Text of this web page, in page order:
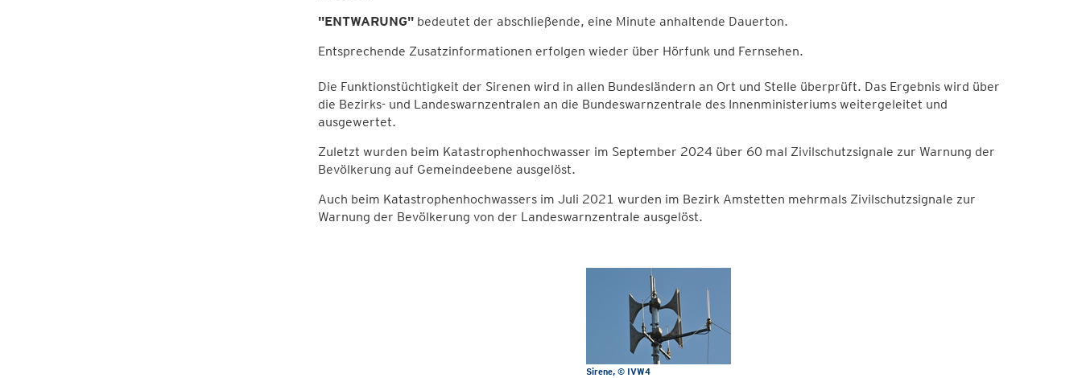
"ENTWARUNG"bedeutet der abschließende, eine Minute anhaltende Dauerton.
Entsprechende Zusatzinformationen erfolgen wieder über Hörfunk und Fernsehen.
Die Funktionstüchtigkeit der Sirenen wird in allen Bundesländern an Ort und Stelle überprüft. Das Ergebnis wird über
die Bezirks- und Landeswarnzentralen an die Bundeswarnzentrale des Innenministeriums weitergeleitet und
ausgewertet.
Zuletzt wurden beim Katastrophenhochwasser im September 2024 über 60 mal Zivilschutzsignale zur Warnung der
Bevölkerung auf Gemeindeebene ausgelöst.
Auch beim Katastrophenhochwassers im Juli 2021 wurden im Bezirk Amstetten mehrmals Zivilschutzsignale zur
Warnung der Bevölkerung von der Landeswarnzentrale ausgelöst.
Sirene © IVW4